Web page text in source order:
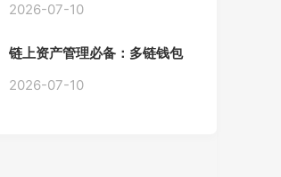
程全解析
2026-07-10
链上资产管理必备：多链钱包
2026-07-10